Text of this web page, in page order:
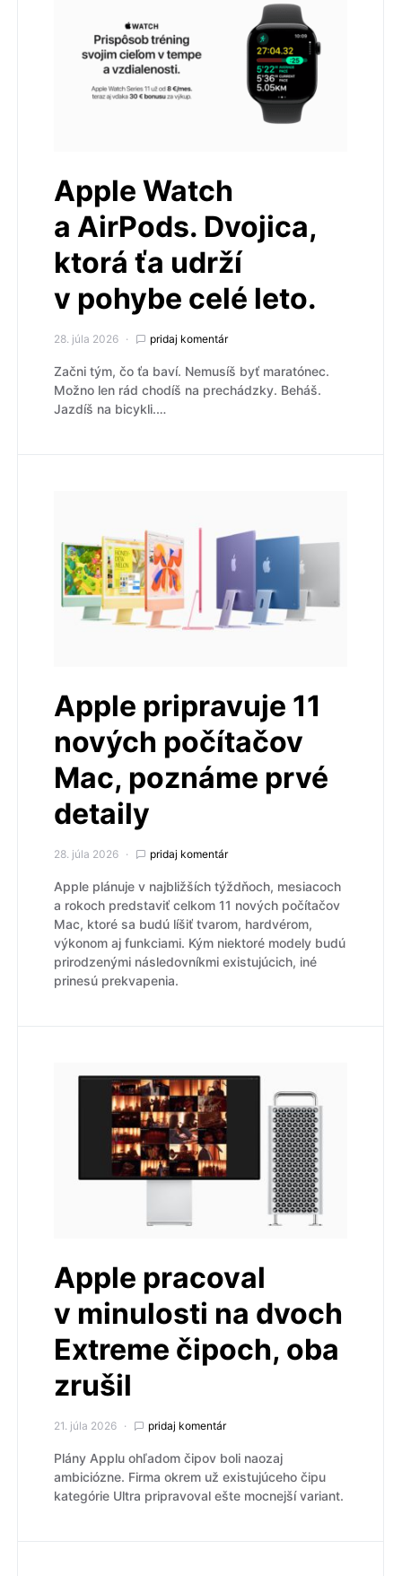
Apple Watch
a AirPods. Dvojica,
ktorá ťa udrží
v pohybe celé leto.
28. júla 2026 pridaj komentár
Začni tým, čo ťa baví. Nemusíš byť maratónec.
Možno len rád chodíš na prechádzky. Beháš.
Jazdíš na bicykli.…
Apple pripravuje 11
nových počítačov
Mac, poznáme prvé
detaily
28. júla 2026 pridaj komentár
Apple plánuje v najbližších týždňoch, mesiacoch
a rokoch predstaviť celkom 11 nových počítačov
Mac, ktoré sa budú líšiť tvarom, hardvérom,
výkonom aj funkciami. Kým niektoré modely budú
prirodzenými následovníkmi existujúcich, iné
prinesú prekvapenia.
Apple pracoval
v minulosti na dvoch
Extreme čipoch, oba
zrušil
21. júla 2026 pridaj komentár
Plány Applu ohľadom čipov boli naozaj
ambiciózne. Firma okrem už existujúceho čipu
kategórie Ultra pripravoval ešte mocnejší variant.